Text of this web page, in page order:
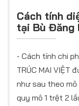
Cách tính
tại Bù Đăng
- Cách tính chi
TRÚC MAI VIỆT
như sau theo mô
quy mô 1 trệt 2